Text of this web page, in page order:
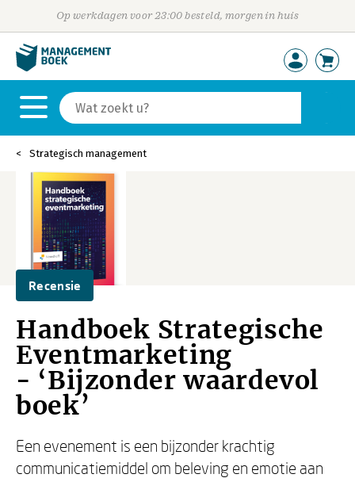
Op werkdagen voor 23:00 besteld, morgen in huis
Strategisch management
Recensie
Handboek Strategische
Eventmarketing
- ‘Bijzonder waardevol
boek’
Een evenement is een bijzonder krachtig
communicatiemiddel om beleving en emotie aan